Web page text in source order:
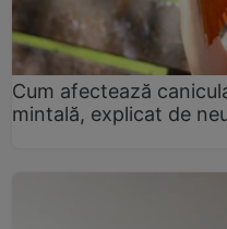
Cum afectează
mintală, explicat de